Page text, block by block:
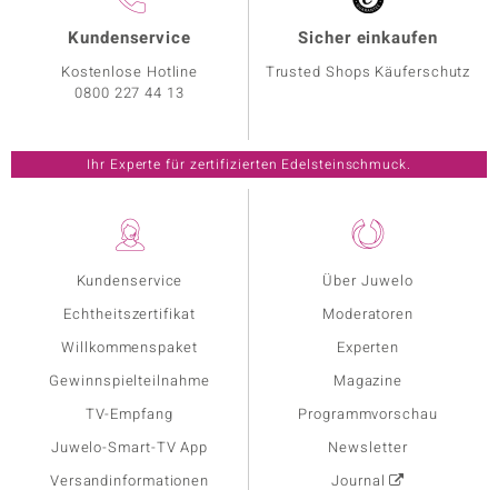
Kundenservice
Echtheitszertifikat
Willkommenspaket
Gewinnspielteilnahme
TV-Empfang
Juwelo-Smart-TV App
Versandinformationen
Über Juwelo
Moderatoren
Experten
Magazine
Programmvorschau
Newsletter
Journal
Kundenservice
Kostenlose Hotline
0800 227 44 13
Sicher einkaufen
Trusted Shops Käuferschutz
Ihr Experte für zertifizierten Edelsteinschmuck.